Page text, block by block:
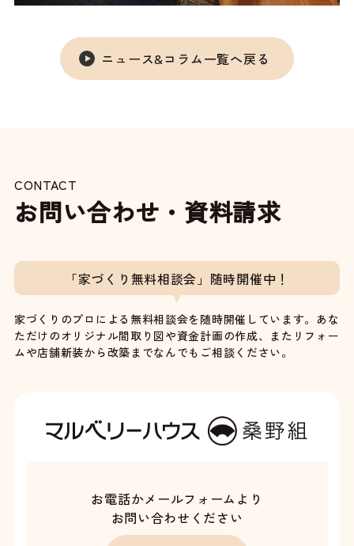
ニュース&コラム一覧へ戻る
CONTACT
お問い合わせ・資料請求
「家づくり無料相談会」随時開催中！
家づくりのプロによる無料相談会を随時開催しています。あな
ただけのオリジナル間取り図や資金計画の作成、またリフォー
ムや店舗新装から改築までなんでもご相談ください。
お電話かメールフォームより
お問い合わせください